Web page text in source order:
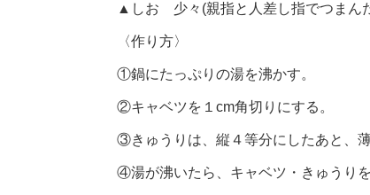
▲しお 少々(親指と人差し指でつまん
〈作り方〉
①鍋にたっぷりの湯を沸かす。
②キャベツを１cm角切りにする。
③きゅうりは、縦４等分にしたあと、
④湯が沸いたら、キャベツ・きゅうり